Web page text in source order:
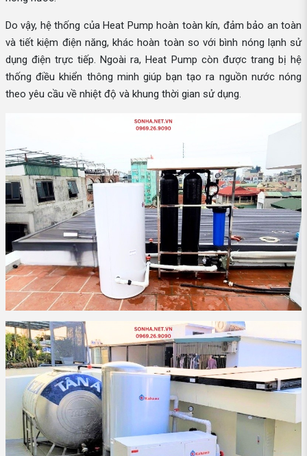
Do vậy, hệ thống của Heat Pump hoàn toàn kín, đảm bảo an toàn
và tiết kiệm điện năng, khác hoàn toàn so với bình nóng lạnh sử
dụng điện trực tiếp. Ngoài ra, Heat Pump còn được trang bị hệ
thống điều khiển thông minh giúp bạn tạo ra nguồn nước nóng
theo yêu cầu về nhiệt độ và khung thời gian sử dụng.